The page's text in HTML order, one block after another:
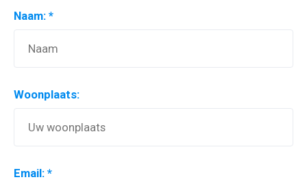
Naam: *
Woonplaats:
Email: *